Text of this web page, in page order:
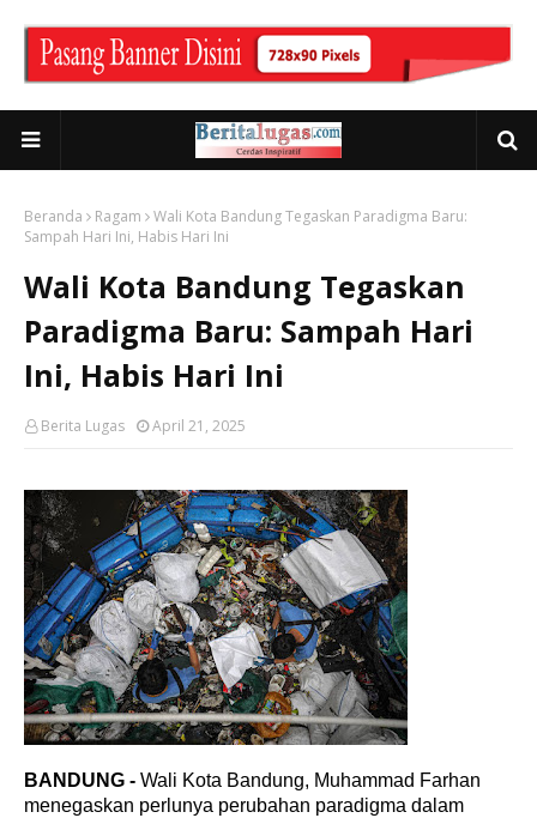
Beranda Ragam
Wali Kota Bandung Tegaskan Paradigma Baru:
Sampah Hari Ini, Habis Hari Ini
Wali Kota Bandung Tegaskan
Paradigma Baru: Sampah Hari
Ini, Habis Hari Ini
Berita Lugas April 21, 2025
BANDUNG - Wali Kota Bandung, Muhammad Farhan
menegaskan perlunya perubahan paradigma dalam